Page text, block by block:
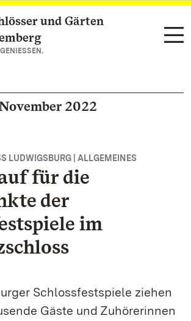
springenund Gärten
2022
LUDWIGSBURG | ALLGEMEINES
für die
der
im
Schlossfestspiele ziehen
Gäste und Zuhörerinnen